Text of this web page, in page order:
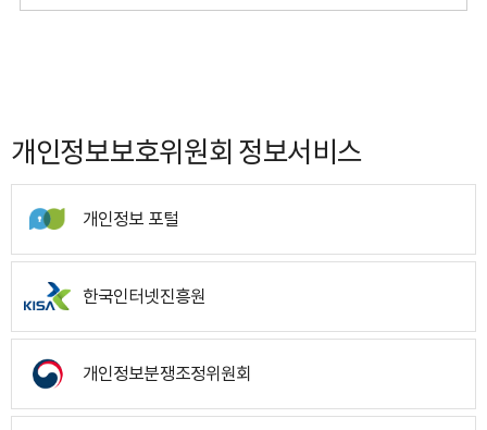
개인정보보호위원회 정보서비스
개인정보 포털
한국인터넷진흥원
개인정보분쟁조정위원회